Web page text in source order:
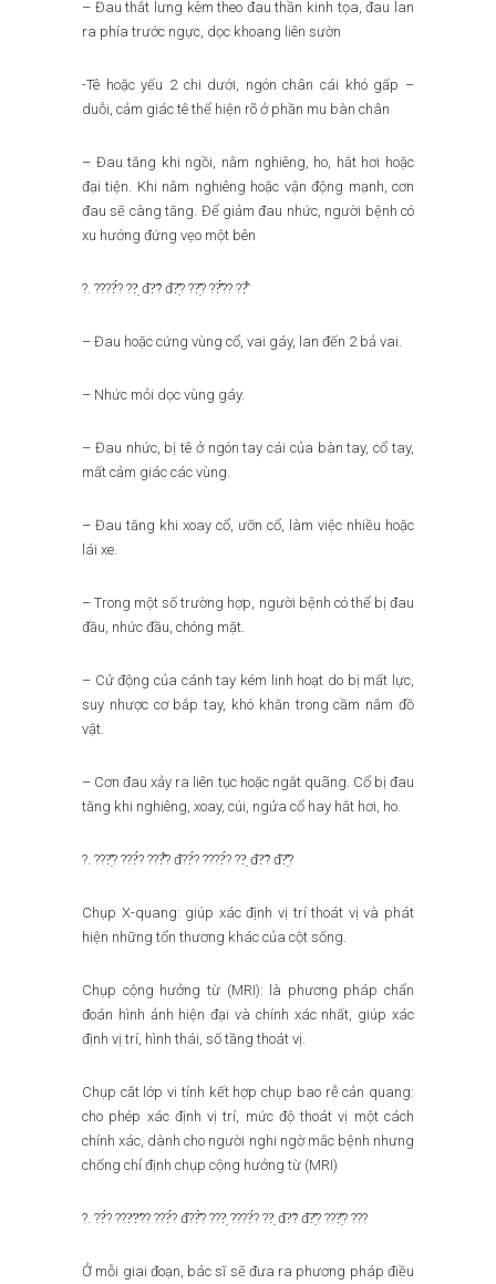
– Đau thắt lưng kèm theo đau thần kinh tọa, đau lan
ra phía trước ngực, dọc khoang liên sườn
-Tê hoặc yếu 2 chi dưới, ngón chân cái khó gấp –
duỗi, cảm giác tê thể hiện rõ ở phần mu bàn chân
– Đau tăng khi ngồi, nằm nghiêng, ho, hắt hơi hoặc
đại tiện. Khi nằm nghiêng hoặc vận động mạnh, cơn
đau sẽ càng tăng. Để giảm đau nhức, người bệnh có
xu hướng đứng vẹo một bên
?. ????́? ??̣ đ?̃? đ?̣̂? ??̣̂? ??̂́?? ??̂̉
– Đau hoặc cứng vùng cổ, vai gáy, lan đến 2 bả vai.
– Nhức mỏi dọc vùng gáy.
– Đau nhức, bị tê ở ngón tay cái của bàn tay, cổ tay,
mất cảm giác các vùng.
– Đau tăng khi xoay cổ, ưỡn cổ, làm việc nhiều hoặc
lái xe.
– Trong một số trường hợp, người bệnh có thể bị đau
đầu, nhức đầu, chóng mặt.
– Cử động của cánh tay kém linh hoạt do bị mất lực,
suy nhược cơ bắp tay, khó khăn trong cầm nắm đồ
vật.
– Cơn đau xảy ra liên tục hoặc ngắt quãng. Cổ bị đau
tăng khi nghiêng, xoay, cúi, ngửa cổ hay hắt hơi, ho.
?. ???̣̂? ???́? ???̂̉? đ??́? ????́? ??̣ đ?̃? đ?̣̂?
Chụp X-quang: giúp xác định vị trí thoát vị và phát
hiện những tổn thương khác của cột sống.
Chụp cộng hưởng từ (MRI): là phương pháp chẩn
đoán hình ảnh hiện đại và chính xác nhất, giúp xác
định vị trí, hình thái, số tầng thoát vị.
Chụp cắt lớp vi tính kết hợp chụp bao rễ cản quang:
cho phép xác định vị trí, mức độ thoát vị một cách
chính xác, dành cho người nghi ngờ mắc bệnh nhưng
chống chỉ định chụp cộng hưởng từ (MRI)
?. ??́? ???̛?̛?? ???́? đ??̂̀? ???̣ ????́? ??̣ đ?̃? đ?̣̂? ???̣̂? ???
Ở mỗi giai đoạn, bác sĩ sẽ đưa ra phương pháp điều